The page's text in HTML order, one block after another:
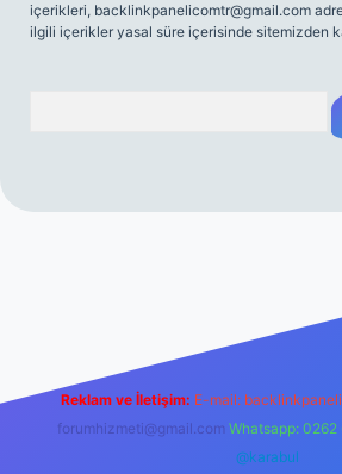
içerikleri, backlinkpanelicomtr@gmail.com
ilgili içerikler yasal süre içerisinde sitemizden
Reklam ve İletişim: E-mail:
forumhizmeti@gmail.com Whatsapp: 0262
@karabul